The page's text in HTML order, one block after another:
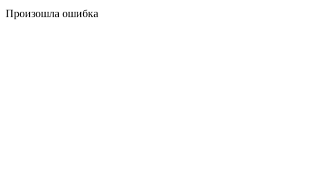
Произошла ошибка